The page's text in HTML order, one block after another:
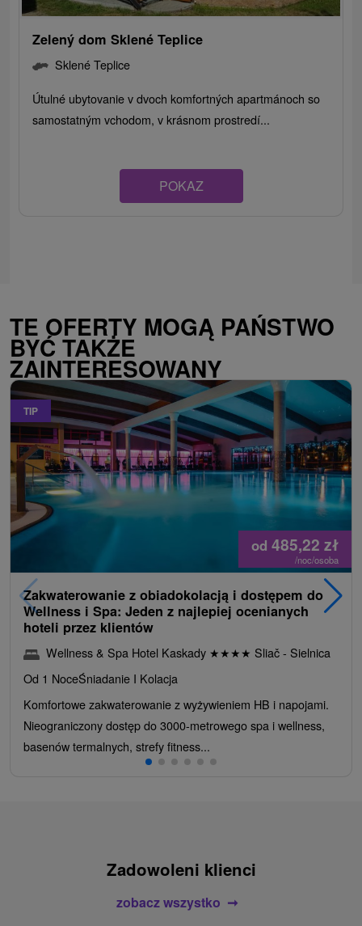
Zelený dom Sklené Teplice
Sklené Teplice
Útulné ubytovanie v dvoch komfortných apartmánoch so
samostatným vchodom, v krásnom prostredí...
POKAZ
TE OFERTY MOGĄ PAŃSTWO
BYĆ TAKŻE
ZAINTERESOWANY
TIP
od 485,22 zł
/noc/osoba
Zakwaterowanie z obiadokolacją i dostępem do
Wellness i Spa: Jeden z najlepiej ocenianych
hoteli przez klientów
Wellness & Spa Hotel Kaskady ★★★★ Sliač - Sielnica
Od 1 NoceŚniadanie I Kolacja
Komfortowe zakwaterowanie z wyżywieniem HB i napojami.
Nieograniczony dostęp do 3000-metrowego spa i wellness,
basenów termalnych, strefy fitness...
Zadowoleni klienci
zobacz wszystko